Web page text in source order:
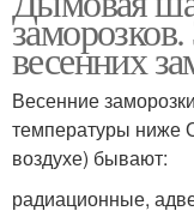
весенних
Весенние
температуры ниже
воздухе) бывают:
радиационные,